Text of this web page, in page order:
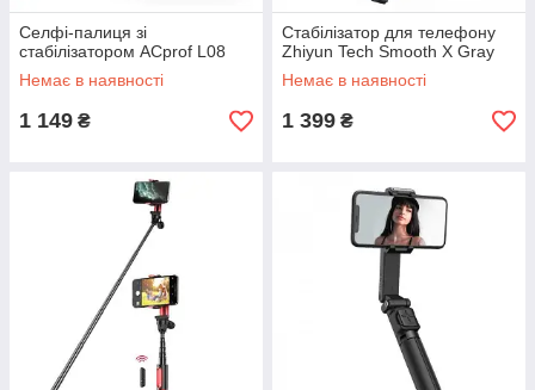
Селфі-палиця зі
стабілізатором ACprof L08
Немає в наявності
1 149 ₴
Стабілізатор для телефону
Zhiyun Tech Smooth X Gray
Немає в наявності
1 399 ₴